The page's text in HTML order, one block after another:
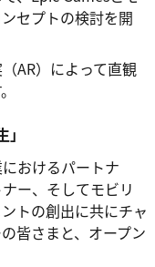
セプトの検討を開
AR）によって直観
おけるパートナ
ー、そしてモビリ
トの創出に共にチャ
皆さまと、オープン